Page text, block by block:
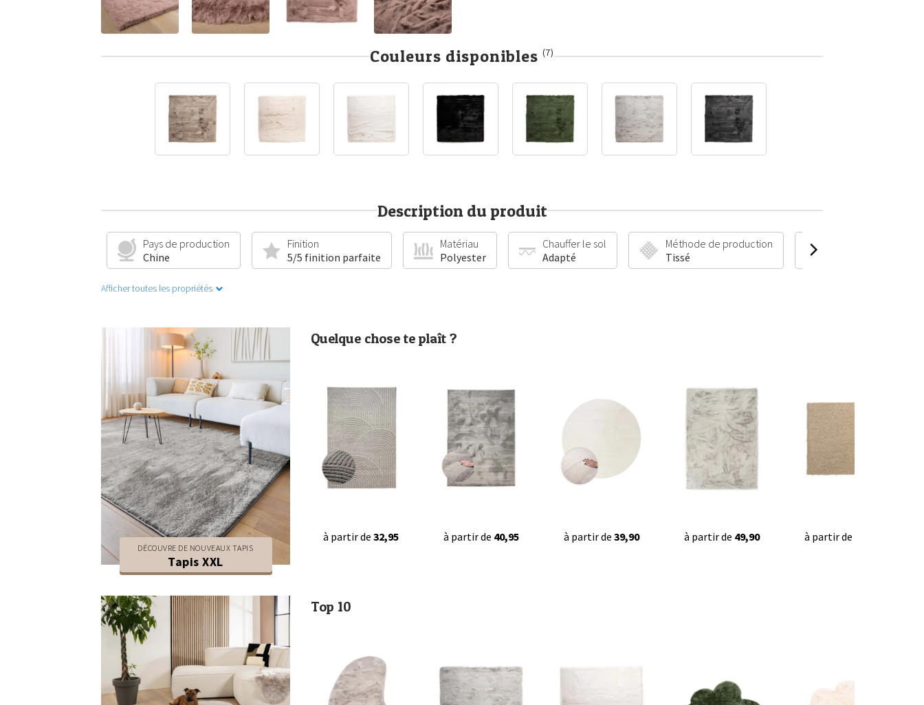
Couleurs disponibles (7)
Description du produit
Pays de production
Chine
Finition
5/5 finition parfaite
Matériau
Polyester
Chauffer le sol
Adapté
Méthode de production
Tissé
Afficher toutes les propriétés
DÉCOUVRE DE NOUVEAUX TAPIS
Tapis XXL
Quelque chose te plaît ?
à partir de 32,95 à partir de 40,95 à partir de 39,90 à partir de 49,90 à partir de
Top 10